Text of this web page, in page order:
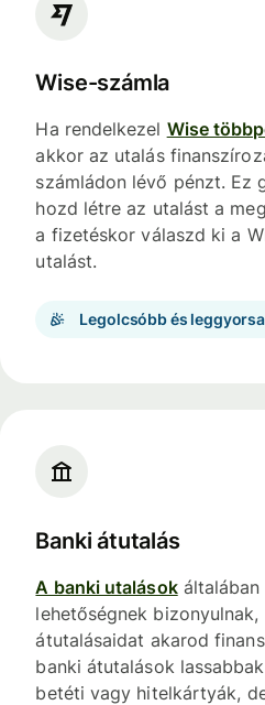
Wise-számla
Ha rendelkezel Wise
akkor az utalás
számládon lévő pénzt. Ez
hozd létre az utalást a
a fizetéskor válaszd ki a
utalást.
Legolcsóbb és
Banki átutalás
A banki utalásokáltalában
lehetőségnek
átutalásaidat akarod
banki átutalások
betéti vagy hitelkártyák,